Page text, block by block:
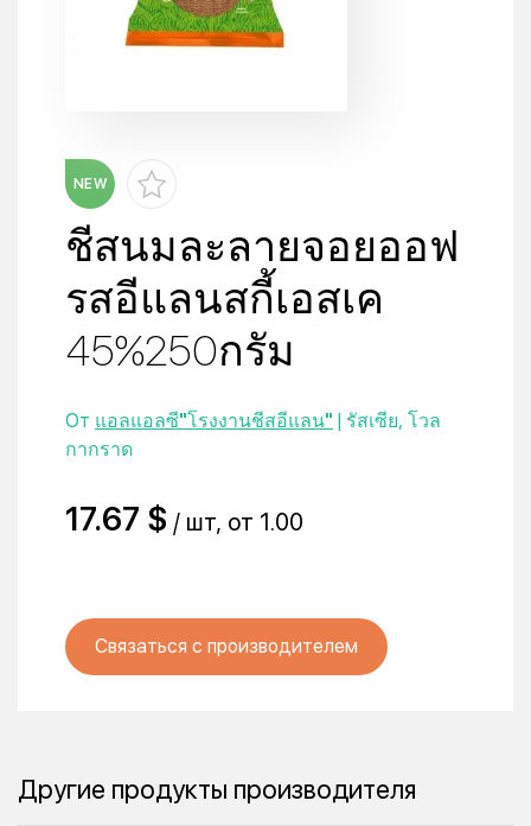
NEW
ชีสนมละลายจอยออฟ
รสอีแลนสกี้เอสเค
45%250กรัม
От แอลแอลซี"โรงงานชีสอีแลน" | รัสเซีย, โวล
กากราด
17.67 $ / шт, от 1.00
Связаться с производителем
Другие продукты производителя